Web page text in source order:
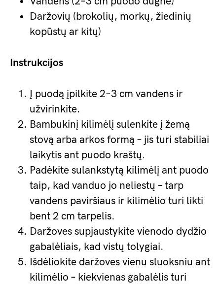
Daržovių (brokolių, morkų, žiedinių
kopūstų ar kitų)
Instrukcijos
Į puodą įpilkite 2–3 cm vandens ir
užvirinkite.
Bambukinį kilimėlį sulenkite į žemą
stovą arba arkos formą – jis turi stabiliai
laikytis ant puodo kraštų.
Padėkite sulankstytą kilimėlį ant puodo
taip, kad vanduo jo neliestų – tarp
vandens paviršiaus ir kilimėlio turi likti
bent 2 cm tarpelis.
Daržoves supjaustykite vienodo dydžio
gabalėliais, kad vistų tolygiai.
Išdėliokite daržoves vienu sluoksniu ant
kilimėlio – kiekvienas gabalėlis turi